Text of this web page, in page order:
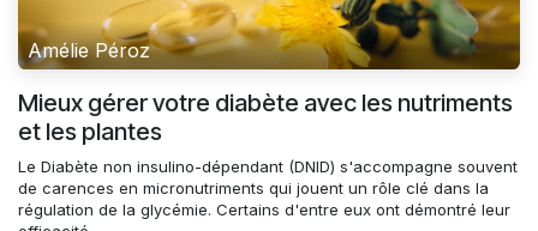
Amélie Péroz
Mieux gérer votre diabète avec les nutriments
et les plantes
Le Diabète non insulino-dépendant (DNID) s'accompagne souvent
de carences en micronutriments qui jouent un rôle clé dans la
régulation de la glycémie. Certains d'entre eux ont démontré leur